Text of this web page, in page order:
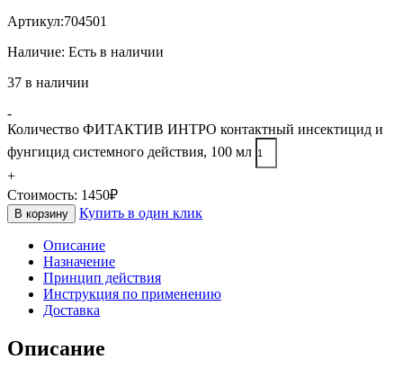
Артикул:704501
Наличие: Есть в наличии
37 в наличии
-
Количество ФИТАКТИВ ИНТРО контактный инсектицид и
фунгицид системного действия, 100 мл
+
Стоимость: 1450₽
В корзину Купить в один клик
Описание
Назначение
Принцип действия
Инструкция по применению
Доставка
Описание